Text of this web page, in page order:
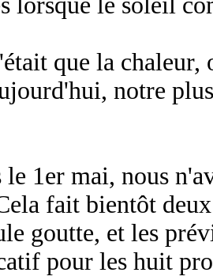
que la
notre
le 1er mai, nous
fait bientôt
goutte, et les
pour les huit